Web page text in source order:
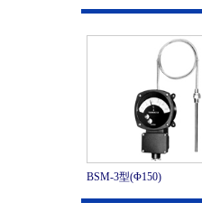
BSM-3型(Φ150)